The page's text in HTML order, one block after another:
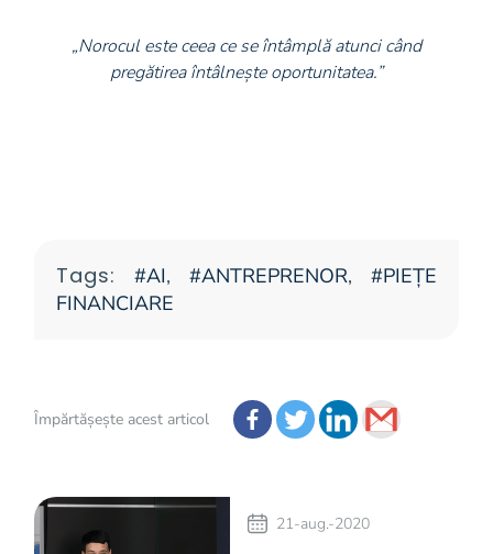
„Norocul este ceea ce se întâmplă atunci când
pregătirea întâlnește oportunitatea.”
Tags: AI, ANTREPRENOR,
PIEȚE
FINANCIARE
Împărtășește acest articol
21-aug.-2020